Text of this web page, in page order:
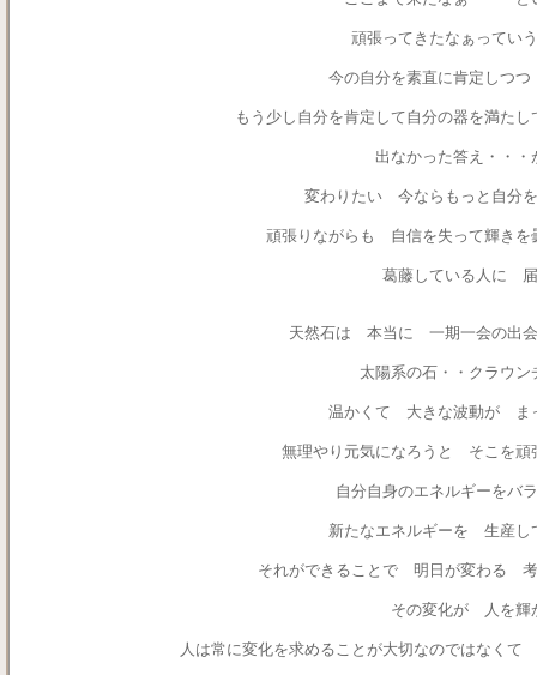
頑張ってきたなぁってい
今の自分を素直に肯定しつ
もう少し自分を肯定して自分の器を満た
出なかった答え・・
変わりたい 今ならもっと自分
頑張りながらも 自信を失って輝きを
葛藤している人に
天然石は 本当に 一期一会の出会
太陽系の石・・クラウ
温かくて 大きな波動が ま
無理やり元気になろうと そこを頑
自分自身のエネルギーを
新たなエネルギーを 生産し
それができることで 明日が変わる
その変化が 人を輝
人は常に変化を求めることが大切なのではなく